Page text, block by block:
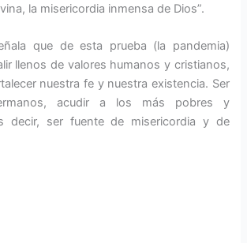
la misericordia inmensa de Dios”.
que de esta prueba (la pandemia)
llenos de valores humanos y cristianos,
nuestra fe y nuestra existencia. Ser
acudir a los más pobres y
decir, ser fuente de misericordia y de